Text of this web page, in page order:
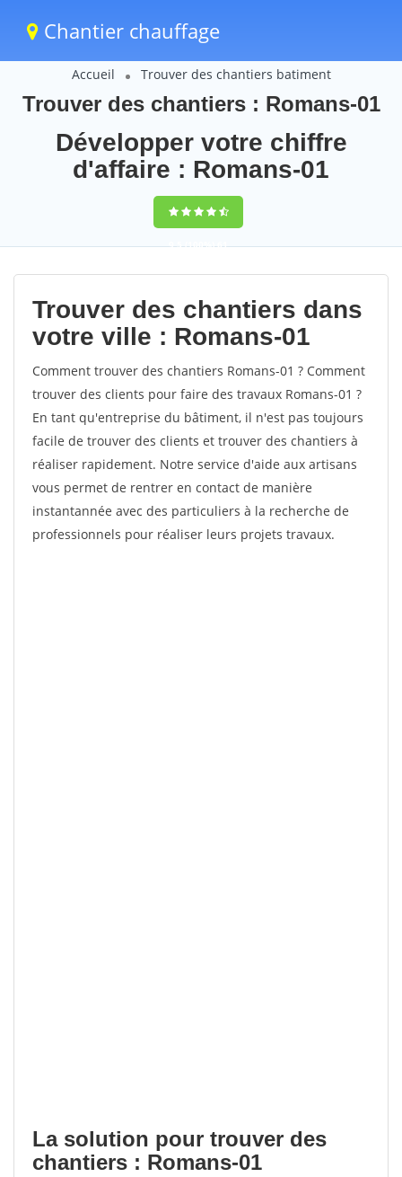
Chantier chauffage
Accueil Trouver des chantiers batiment
Trouver des chantiers : Romans-01
Développer votre chiffre
d'affaire : Romans-01
9,5(100%)61
votes
Trouver des chantiers dans
votre ville : Romans-01
Comment trouver des chantiers Romans-01 ? Comment
trouver des clients pour faire des travaux Romans-01 ?
En tant qu'entreprise du bâtiment, il n'est pas toujours
facile de trouver des clients et trouver des chantiers à
réaliser rapidement. Notre service d'aide aux artisans
vous permet de rentrer en contact de manière
instantannée avec des particuliers à la recherche de
professionnels pour réaliser leurs projets travaux.
La solution pour trouver des
chantiers : Romans-01